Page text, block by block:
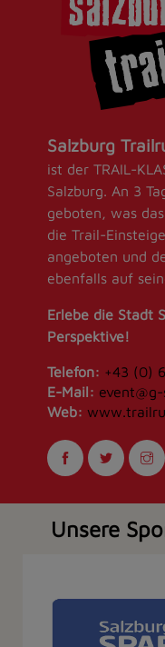
Salzburg
ist der TRAIL-
Salzburg. An 3
geboten, was
die Trail-
angeboten und
ebenfalls auf
Erlebe die Stadt
Perspektive!
Telefon: +43 (0)
E-Mail:
Web:
Unsere